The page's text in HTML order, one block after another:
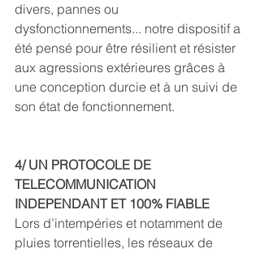
divers, pannes ou
dysfonctionnements... notre dispositif a
été pensé pour être résilient et résister
aux agressions extérieures grâces à
une conception durcie et à un suivi de
son état de fonctionnement.
4/ UN PROTOCOLE DE
TELECOMMUNICATION
INDEPENDANT ET 100% FIABLE
Lors d’intempéries et notamment de
pluies torrentielles, les réseaux de